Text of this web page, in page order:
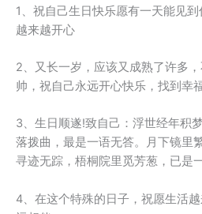
1、祝自己生日快乐愿有一天能见
越来越开心
2、又长一岁，应该又成熟了许多
帅，祝自己永远开心快乐，找到幸
3、生日顺遂!致自己：浮世经年积
落拨曲，最是一语无答。月下镜里
寻迹无踪，梧桐院里觅芳葱，已是
4、在这个特殊的日子，祝愿生活